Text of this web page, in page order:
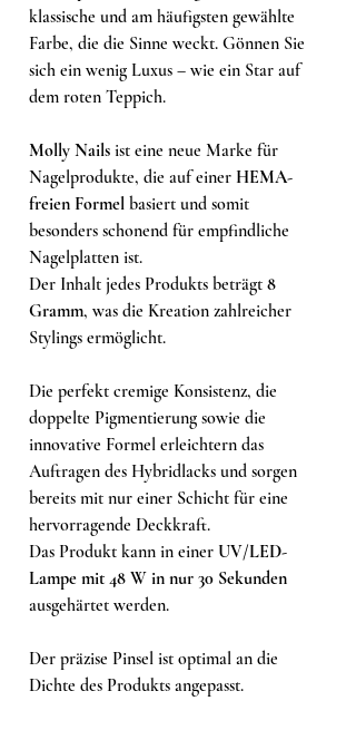
klassische und am häufigsten gewählte
Farbe, die die Sinne weckt. Gönnen Sie
sich ein wenig Luxus – wie ein Star auf
dem roten Teppich.
Molly Nails ist eine neue Marke für
Nagelprodukte, die auf einer HEMA-
freien Formel basiert und somit
besonders schonend für empfindliche
Nagelplatten ist.
Der Inhalt jedes Produkts beträgt 8
Gramm, was die Kreation zahlreicher
Stylings ermöglicht.
Die perfekt cremige Konsistenz, die
doppelte Pigmentierung sowie die
innovative Formel erleichtern das
Auftragen des Hybridlacks und sorgen
bereits mit nur einer Schicht für eine
hervorragende Deckkraft.
Das Produkt kann in einer UV/LED-
Lampe mit 48 W in nur 30 Sekunden
ausgehärtet werden.
Der präzise Pinsel ist optimal an die
Dichte des Produkts angepasst.